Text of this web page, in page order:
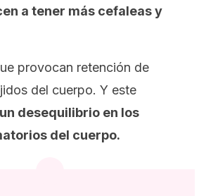
a tener más cefaleas y
provocan retención de
del cuerpo. Y este
desequilibrio en los
del cuerpo.